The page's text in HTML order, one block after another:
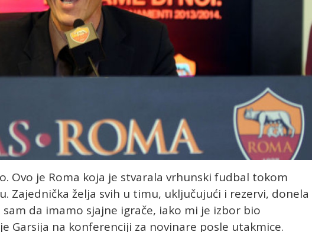
Ovo je Roma koja je stvarala vrhunski fudbal tokom
Zajednička želja svih u timu, uključujući i rezervi, donela
da imamo sjajne igrače, iako mi je izbor bio
Garsija na konferenciji za novinare posle utakmice.